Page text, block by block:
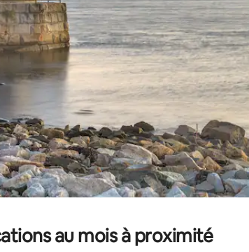
au mois à proximité